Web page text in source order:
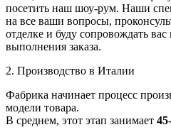
посетить наш шоу-рум. Наши
на все ваши вопросы,
отделке и буду сопровождать
выполнения заказа.
2. Производство в Италии
Фабрика начинает процесс
модели товара.
В среднем, этот этап занимает